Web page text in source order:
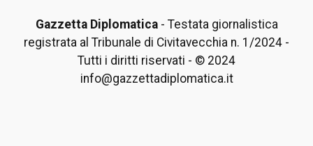
Gazzetta Diplomatica- Testata giornalistica
registrata al Tribunale di Civitavecchia n. 1/2024 -
Tutti i diritti riservati - © 2024
info@gazzettadiplomatica.it